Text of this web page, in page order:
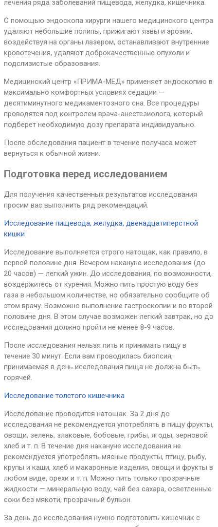
лечения ряда заболеваний пищевода, желудка, кишечника.
С помощью эндоскопа хирурги нашего медицинского центра
удаляют небольшие полипы, прижигают язвы и эрозии,
воздействуя на органы лазером, останавливают внутренние
кровотечения, удаляют доброкачественные опухоли и
подслизистые образования.
Медицинский центр «ПРИМА-МЕД» применяет эндоскопию в
максимально комфортных условиях седации —
десятиминутного медикаментозного сна. Все процедуры
проводятся под контролем врача-анестезиолога, который
подберет необходимую дозу препарата индивидуально.
После обследования пациент в течение получаса может
вернуться к обычной жизни.
Подготовка перед исследованием
Для получения качественных результатов исследования
просим вас выполнить ряд рекомендаций.
Исследование пищевода, желудка, двенадцатиперстной
кишки
Исследование выполняется строго натощак, как правило, в
первой половине дня. Вечером накануне исследования (до
20 часов) — легкий ужин. До исследования, по возможности,
воздержитесь от курения. Можно пить простую воду без
газа в небольшом количестве, но обязательно сообщите об
этом врачу. Возможно выполнение гастроскопии и во второй
половине дня. В этом случае возможен легкий завтрак, но до
исследования должно пройти не менее 8-9 часов.
После исследования нельзя пить и принимать пищу в
течение 30 минут. Если вам проводилась биопсия,
принимаемая в день исследования пища не должна быть
горячей.
Исследование толстого кишечника
Исследование проводится натощак. За 2 дня до
исследования не рекомендуется употреблять в пищу фрукты,
овощи, зелень, злаковые, бобовые, грибы, ягоды, зерновой
хлеб и т. п. В течение дня накануне исследования не
рекомендуется употреблять мясные продукты, птицу, рыбу,
крупы и каши, хлеб и макаронные изделия, овощи и фрукты в
любом виде, орехи и т. п. Можно пить только прозрачные
жидкости — минеральную воду, чай без сахара, осветленные
соки без мякоти, прозрачный бульон.
За день до исследования нужно подготовить кишечник с